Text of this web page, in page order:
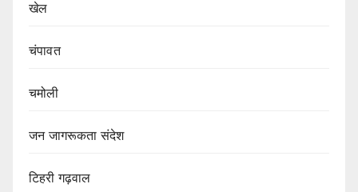
खेल
चंपावत
चमोली
जन जागरूकता संदेश
टिहरी गढ़वाल